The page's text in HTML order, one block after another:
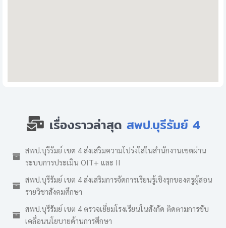
เรื่องราวล่าสุด สพป.บุรีรัมย์ 4
สพป.บุรีรัมย์ เขต 4 ส่งเสริมความโปร่งใสในสำนักงานเขตผ่าน
ระบบการประเมิน OIT+ และ II
สพป.บุรีรัมย์ เขต 4 ส่งเสริมการจัดการเรียนรู้เชิงรุกของครูผู้สอน
รายวิชาสังคมศึกษา
สพป.บุรีรัมย์ เขต 4 ตรวจเยี่ยมโรงเรียนในสังกัด ติดตามการขับ
เคลื่อนนโยบายด้านการศึกษา